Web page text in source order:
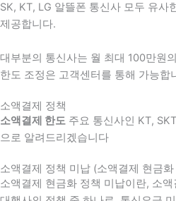
SK, KT, LG 알뜰폰 통신사 모두 유사
제공합니다.
대부분의 통신사는 월 최대 100만원
한도 조정은 고객센터를 통해 가능합
소액결제 정책
소액결제 한도 주요 통신사인 KT,
으로 알려드리겠습니다
소액결제 정책 미납 (소액결제 현금
소액결제 현금화 정책 미납이란, 소